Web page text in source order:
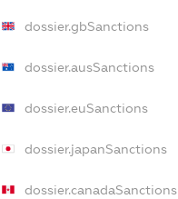
dossier.gbSanctions
dossier.ausSanctions
dossier.euSanctions
dossier.japanSanctions
dossier.canadaSanctions